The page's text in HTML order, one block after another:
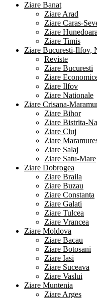
Ziare Banat
Ziare Arad
Ziare Caras-
Ziare Hunedoara
Ziare Timis
Ziare Bucuresti-Ilfov,
Reviste
Ziare Bucuresti
Ziare
Ziare Ilfov
Ziare Nationale
Ziare Crisana-
Ziare Bihor
Ziare Bistrita-
Ziare Cluj
Ziare
Ziare Salaj
Ziare Satu-Mare
Ziare Dobrogea
Ziare Braila
Ziare Buzau
Ziare Constanta
Ziare Galati
Ziare Tulcea
Ziare Vrancea
Ziare Moldova
Ziare Bacau
Ziare Botosani
Ziare Iasi
Ziare Suceava
Ziare Vaslui
Ziare Muntenia
Ziare Arges